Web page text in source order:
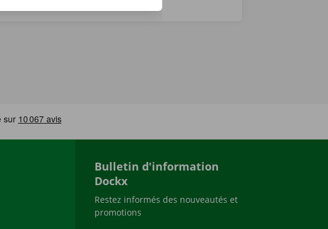
Bulletin d'information
Dockx
Restez informés des nouveautés et
promotions